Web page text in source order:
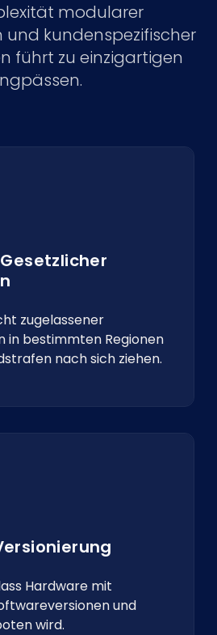
modularer
und kundenspezifischer
führt zu einzigartigen
zugelassener
in bestimmten Regionen
nach sich ziehen.
Hardware mit
und
wird.